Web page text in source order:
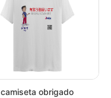
camiseta obrigado